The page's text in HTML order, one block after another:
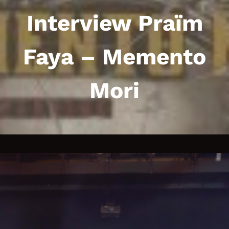
h
Interview Praïm
Faya – Memento
Mori